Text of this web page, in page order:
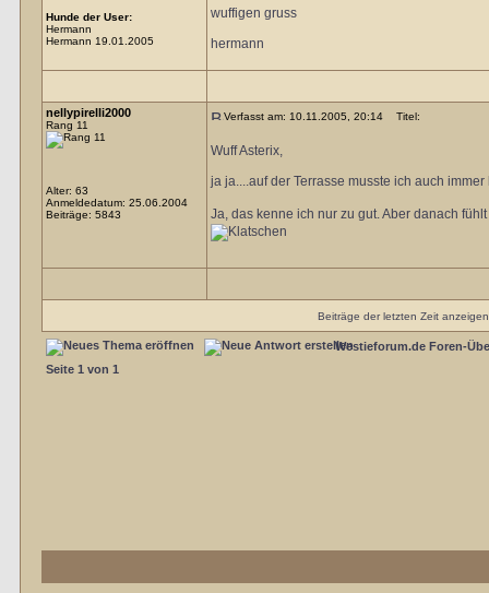
Hunde der User:
Hermann
Hermann 19.01.2005
wuffigen gruss
hermann
nellypirelli2000
Rang 11
Alter: 63
Anmeldedatum: 25.06.2004
Beiträge: 5843
Verfasst am: 10.11.2005, 20:14 Titel:
Wuff Asterix,
ja ja....auf der Terrasse musste ich auch
Ja, das kenne ich nur zu gut. Aber danach
Beiträge der letzten Zeit
Westieforum.de Foren-
Seite 1 von 1